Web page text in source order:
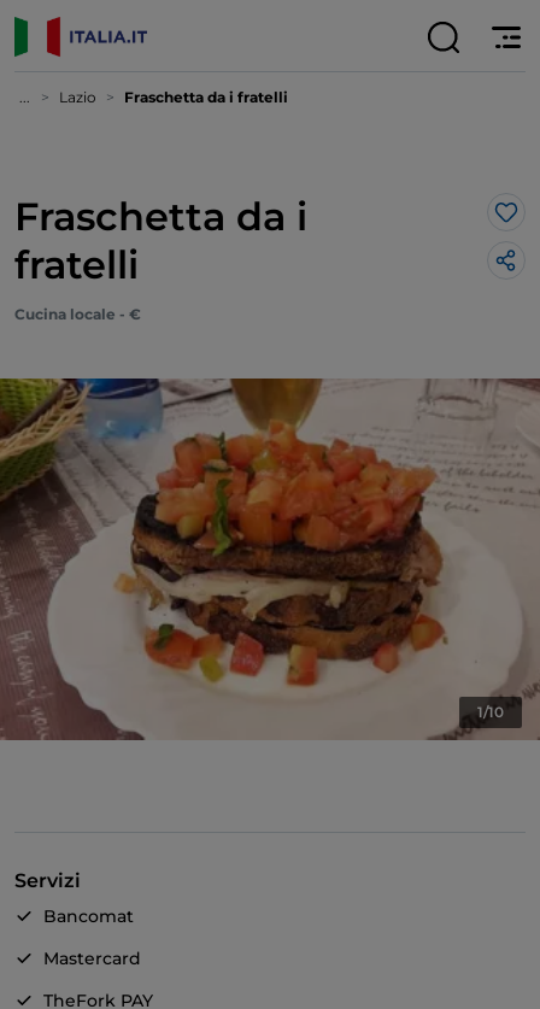
... Lazio Fraschetta da i fratelli
Fraschetta da i
fratelli
Cucina locale - €
1/10
Servizi
Bancomat
Mastercard
TheFork PAY